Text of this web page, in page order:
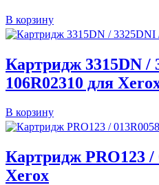
В корзину
Картридж 3315DN /
106R02310 для
В корзину
Картридж PRO123 /
Xerox